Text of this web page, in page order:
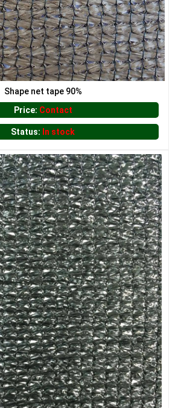
LƯỚI CHE NẮNG
LƯỚI CHẮN ĐỘNG VẬT
LƯỚI XÂY DỰNG
Shape net tape 90%
Price: Contact
Status: In stock